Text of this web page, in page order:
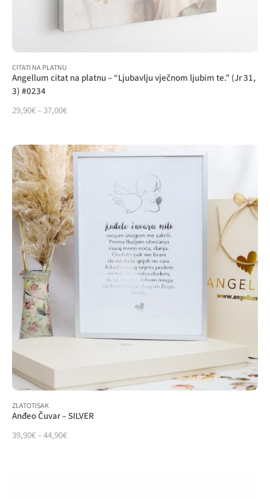
CITATI NA PLATNU
Angellum citat na platnu – “Ljubavlju vječnom ljubim te.” (Jr 31,
3) #0234
29,90€–37,00€
ZLATOTISAK
Anđeo Čuvar – SILVER
39,90€–44,90€